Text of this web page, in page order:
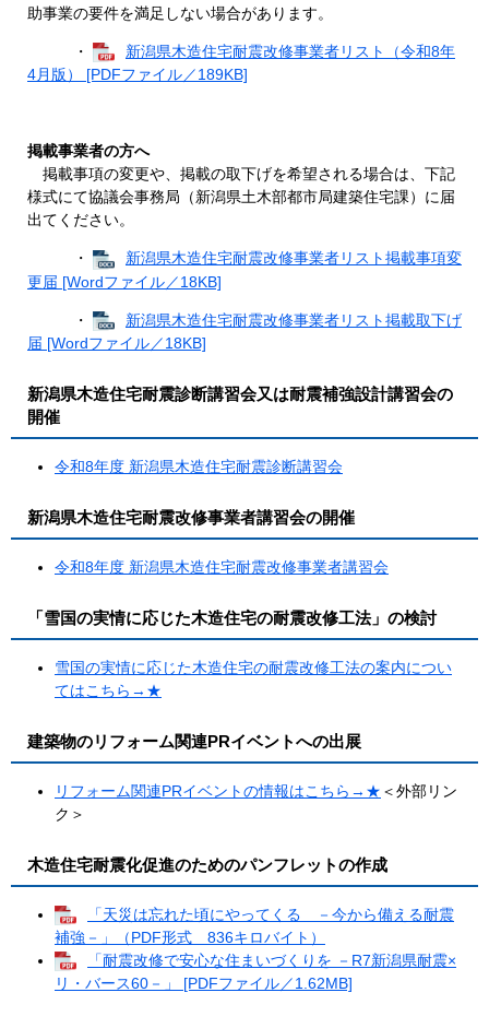
助事業の要件を満足しない場合があります。
・
新潟県木造住宅耐震改修事業者リスト（令和8年
4月版） [PDFファイル／189KB]
掲載事業者の方へ
掲載事項の変更や、掲載の取下げを希望される場合は、下記
様式にて協議会事務局（新潟県土木部都市局建築住宅課）に届
出てください。
・
新潟県木造住宅耐震改修事業者リスト掲載事項変
更届 [Wordファイル／18KB]
・
新潟県木造住宅耐震改修事業者リスト掲載取下げ
届 [Wordファイル／18KB]
新潟県木造住宅耐震診断講習会又は耐震補強設計講習会の
開催
令和8年度 新潟県木造住宅耐震診断講習会
新潟県木造住宅耐震改修事業者講習会の開催
令和8年度 新潟県木造住宅耐震改修事業者講習会
「雪国の実情に応じた木造住宅の耐震改修工法」の検討
雪国の実情に応じた木造住宅の耐震改修工法の案内につい
てはこちら→★
建築物のリフォーム関連PRイベントへの出展
リフォーム関連PRイベントの情報はこちら→★ ＜外部リン
ク＞
木造住宅耐震化促進のためのパンフレットの作成
「天災は忘れた頃にやってくる －今から備える耐震
補強－」（PDF形式 836キロバイト）
「耐震改修で安心な住まいづくりを －R7新潟県耐震×
リ・バース60－」 [PDFファイル／1.62MB]